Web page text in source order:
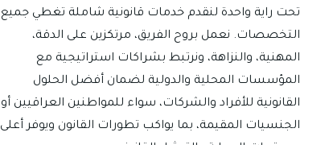
تحت راية واحدة لنقدم خدمات قانونية شاملة تغطي جميع
التخصصات. نعمل بروح الفريق، مرتكزين على الدقة،
المهنية، والنزاهة، ونرتبط بشراكات استراتيجية مع
المؤسسات المحلية والدولية لضمان أفضل الحلول
القانونية للأفراد والشركات، سواء للمواطنين العراقيين أو
الجنسيات المقيمة، بما يواكب تطورات القانون ويوفر أعلى